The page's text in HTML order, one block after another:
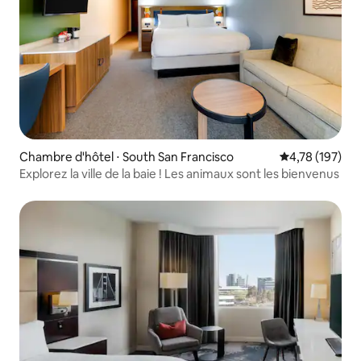
Chambre d'hôtel ⋅ South San Francisco Évaluation
4,78 (197)
Explorez la ville de la baie ! Les animaux sont les bienvenus